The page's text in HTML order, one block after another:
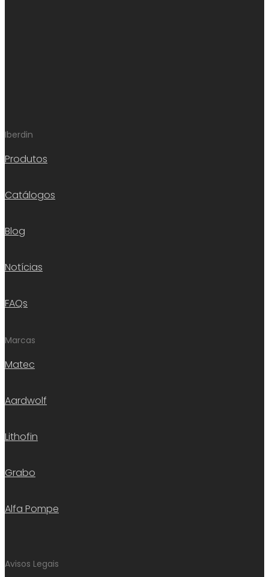
Iberdin
Produtos
Catálogos
Blog
Notícias
FAQs
Marcas
Matec
Aardwolf
Lithofin
Grabo
Alfa Pompe
Avisos Legais